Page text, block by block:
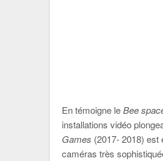
En témoigne leBee
installations vidéo
Games (2017- 2018) est
caméras très